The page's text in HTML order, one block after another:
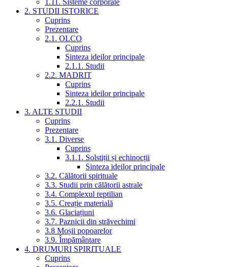
1.11. Sisteme corporale
2. STUDII ISTORICE
Cuprins
Prezentare
2.1. OLCO
Cuprins
Sinteza ideilor principale
2.1.1. Studii
2.2. MADRIT
Cuprins
Sinteza ideilor principale
2.2.1. Studii
3. ALTE STUDII
Cuprins
Prezentare
3.1. Diverse
Cuprins
3.1.1. Solstiții și echinocții
Sinteza ideilor principale
3.2. Călătorii spirituale
3.3. Studii prin călătorii astrale
3.4. Complexul reptilian
3.5. Creație materială
3.6. Glaciațiuni
3.7. Paznicii din străvechimi
3.8 Moșii popoarelor
3.9. Împământare
4. DRUMURI SPIRITUALE
Cuprins